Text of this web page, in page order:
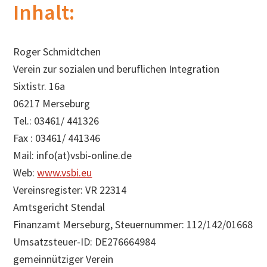
u
c
e
n
Inhalt:
Roger Schmidtchen
Verein zur sozialen und beruflichen Integration
Sixtistr. 16a
06217 Merseburg
Tel.: 03461/ 441326
Fax : 03461/ 441346
Mail: info(at)vsbi-online.de
Web:www.vsbi.eu
Vereinsregister: VR 22314
Amtsgericht Stendal
Finanzamt Merseburg, Steuernummer: 112/142/01668
Umsatzsteuer-ID: DE276664984
gemeinnütziger Verein